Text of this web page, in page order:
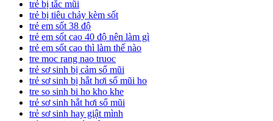
trẻ bị tắc mũi
trẻ bị tiêu chảy kèm sốt
trẻ em sốt 38 độ
trẻ em sốt cao 40 độ nên làm gì
trẻ em sốt cao thì làm thế nào
tre moc rang nao truoc
trẻ sơ sinh bị cảm sổ mũi
trẻ sơ sinh bị hắt hơi sổ mũi ho
tre so sinh bi ho kho khe
trẻ sơ sinh hắt hơi sổ mũi
trẻ sơ sinh hay giật mình